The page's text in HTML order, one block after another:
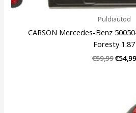
Puldiautod
CARSON Mercedes-Benz
Foresty 1:87
€59,99€54,99